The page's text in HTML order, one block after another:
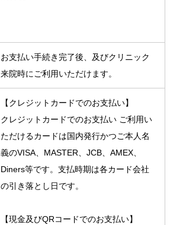
お支払い手続き完了後、及びクリニック
来院時にご利用いただけます。
【クレジットカードでのお支払い】
クレジットカードでのお支払い ご利用い
ただけるカードは国内発行かつご本人名
義のVISA、MASTER、JCB、AMEX、
Diners等です。支払時期は各カード会社
の引き落とし日です。
【現金及びQRコードでのお支払い】